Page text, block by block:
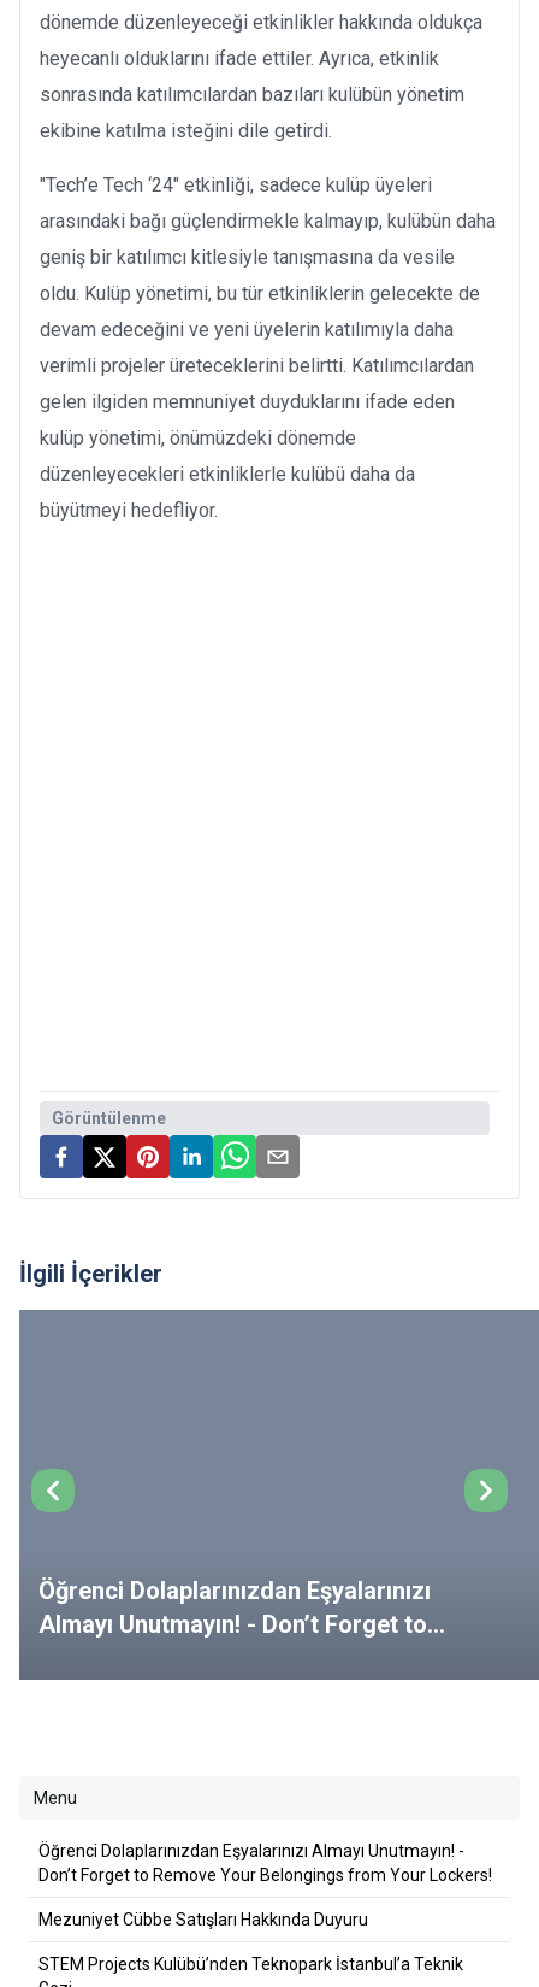
dönemde düzenleyeceği etkinlikler hakkında oldukça
heyecanlı olduklarını ifade ettiler. Ayrıca, etkinlik
sonrasında katılımcılardan bazıları kulübün yönetim
ekibine katılma isteğini dile getirdi.
"Tech’e Tech ‘24" etkinliği, sadece kulüp üyeleri
arasındaki bağı güçlendirmekle kalmayıp, kulübün daha
geniş bir katılımcı kitlesiyle tanışmasına da vesile
oldu. Kulüp yönetimi, bu tür etkinliklerin gelecekte de
devam edeceğini ve yeni üyelerin katılımıyla daha
verimli projeler üreteceklerini belirtti. Katılımcılardan
gelen ilgiden memnuniyet duyduklarını ifade eden
kulüp yönetimi, önümüzdeki dönemde
düzenleyecekleri etkinliklerle kulübü daha da
büyütmeyi hedefliyor.
Görüntülenme
İlgili İçerikler
Öğrenci Dolaplarınızdan Eşyalarınızı
Almayı Unutmayın! - Don’t Forget to
Menu
Öğrenci Dolaplarınızdan Eşyalarınızı Almayı Unutmayın! -
Don’t Forget to Remove Your Belongings from Your Lockers!
Mezuniyet Cübbe Satışları Hakkında Duyuru
STEM Projects Kulübü’nden Teknopark İstanbul’a Teknik